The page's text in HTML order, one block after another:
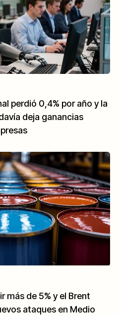
perdió 0,4% por año y la
deja ganancias
más de 5% y el Brent
ataques en Medio